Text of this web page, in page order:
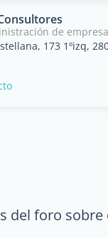
de empresa
173 1ºizq,
del foro